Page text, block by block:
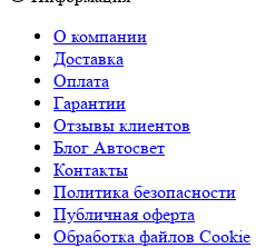
О компании
Доставка
Оплата
Гарантии
Отзывы клиентов
Блог Автосвет
Контакты
Политика безопасности
Публичная оферта
Обработка файлов Cookie